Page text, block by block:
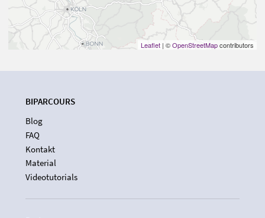
Leaflet | ©OpenStreetMapcontributors
BIPARCOURS
Blog
FAQ
Kontakt
Material
Videotutorials